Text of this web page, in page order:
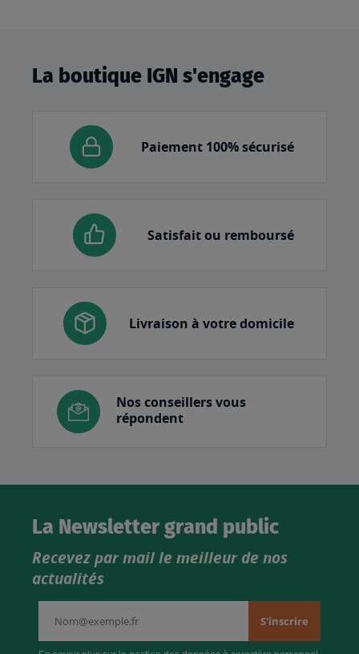
La boutique IGN s'engage
Paiement 100% sécurisé
Satisfait ou remboursé
Livraison à votre domicile
Nos conseillers vous
répondent
La Newsletter grand public
Recevez par mail le meilleur de nos
actualités